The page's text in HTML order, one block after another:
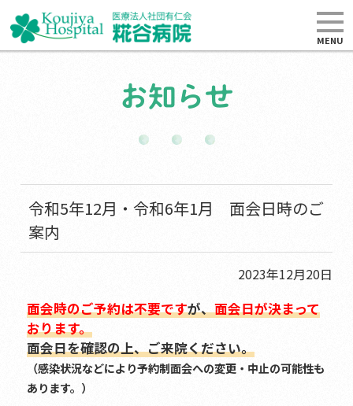
MENU
お知らせ
令和5年12月・令和6年1月 面会日時のご
案内
2023年12月20日
面会時のご予約は不要ですが、面会日が決まって
おります。
面会日を確認の上、ご来院ください。
（感染状況などにより予約制面会への変更・中止の可能性も
あります。）